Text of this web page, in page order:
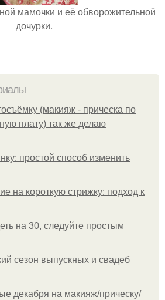
мамочки и её обворожительной
дочурки.
(макияж - прическа по
плату) так же делаю
простой способ изменить
на короткую стрижку: подход к
на 30, следуйте простым
сезон выпускных и свадеб
декабря на макияж/прическу/